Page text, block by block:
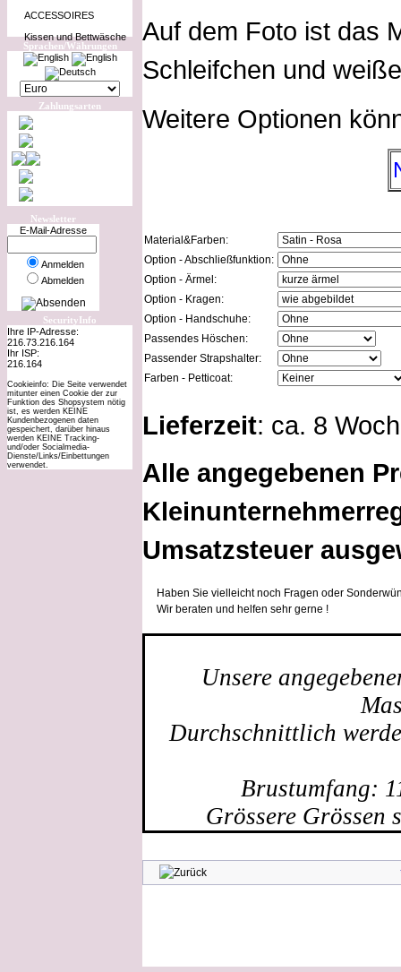
ACCESSOIRES
Kissen und Bettwäsche
Sprachen/Währungen
Zahlungsarten
Newsletter
E-Mail-Adresse
Anmelden
Abmelden
SecurityInfo
Ihre IP-Adresse:
216.73.216.164
Ihr ISP:
216.164
Cookieinfo: Die Seite verwendet
mitunter einen Cookie der zur
Funktion des Shopsystem nötig
ist, es werden KEINE
Kundenbezogenen daten
gespeichert, darüber hinaus
werden KEINE Tracking-
und/oder Socialmedia-
Dienste/Links/Einbettungen
verwendet.
Auf dem Foto ist das
Schleifchen und
Weitere Optionen
Material&Farben:
Option - Abschließfunktion:
Option - Ärmel:
Option - Kragen:
Option - Handschuhe:
Passendes Höschen:
Passender Strapshalter:
Farben - Petticoat:
Lieferzeit: ca. 8
Alle angegebenen
Umsatzsteuer
Haben Sie vielleicht noch Fragen oder
Wir beraten und helfen sehr gerne !
Unsere
Durchschnittlich
Brustumfang:
Grössere Grössen